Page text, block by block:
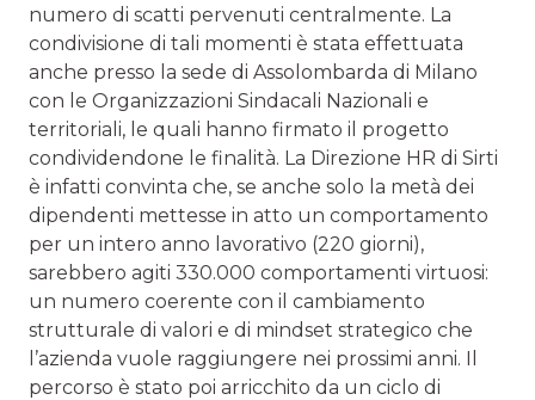
numero di scatti pervenuti centralmente. La
condivisione di tali momenti è stata effettuata
anche presso la sede di Assolombarda di Milano
con le Organizzazioni Sindacali Nazionali e
territoriali, le quali hanno firmato il progetto
condividendone le finalità. La Direzione HR di Sirti
è infatti convinta che, se anche solo la metà dei
dipendenti mettesse in atto un comportamento
per un intero anno lavorativo (220 giorni),
sarebbero agiti 330.000 comportamenti virtuosi:
un numero coerente con il cambiamento
strutturale di valori e di mindset strategico che
l’azienda vuole raggiungere nei prossimi anni. Il
percorso è stato poi arricchito da un ciclo di